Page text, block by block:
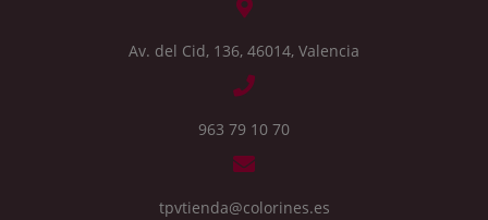
Av. del Cid, 136, 46014, Valencia
963 79 10 70
tpvtienda@colorines.es